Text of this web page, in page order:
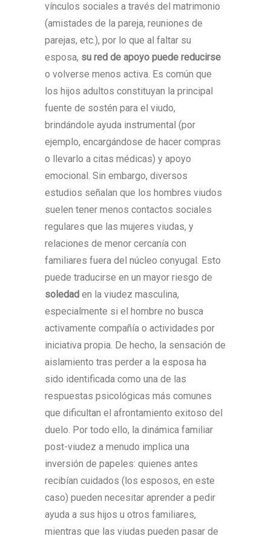
vínculos sociales a través del matrimonio
(amistades de la pareja, reuniones de
parejas, etc.), por lo que al faltar su
esposa, su red de apoyo puede reducirse
o volverse menos activa. Es común que
los hijos adultos constituyan la principal
fuente de sostén para el viudo,
brindándole ayuda instrumental (por
ejemplo, encargándose de hacer compras
o llevarlo a citas médicas) y apoyo
emocional. Sin embargo, diversos
estudios señalan que los hombres viudos
suelen tener menos contactos sociales
regulares que las mujeres viudas, y
relaciones de menor cercanía con
familiares fuera del núcleo conyugal. Esto
puede traducirse en un mayor riesgo de
soledad en la viudez masculina,
especialmente si el hombre no busca
activamente compañía o actividades por
iniciativa propia. De hecho, la sensación de
aislamiento tras perder a la esposa ha
sido identificada como una de las
respuestas psicológicas más comunes
que dificultan el afrontamiento exitoso del
duelo. Por todo ello, la dinámica familiar
post-viudez a menudo implica una
inversión de papeles: quienes antes
recibían cuidados (los esposos, en este
caso) pueden necesitar aprender a pedir
ayuda a sus hijos u otros familiares,
mientras que las viudas pueden pasar de